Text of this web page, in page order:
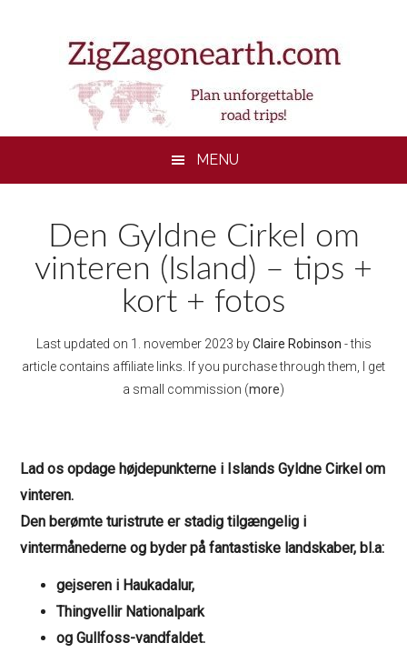
MENU
Den Gyldne Cirkel om
vinteren (Island) – tips +
kort + fotos
Last updated on 1. november 2023 byClaire Robinson - this
article contains affiliate links. If you purchase through them, I get
a small commission (more)
Lad os opdage højdepunkterne i Islands Gyldne Cirkel om
vinteren.
Den berømte turistrute er stadig tilgængelig i
vintermånederne og byder på fantastiske landskaber,bl.a:
gejseren i Haukadalur,
Thingvellir Nationalpark
og Gullfoss-vandfaldet.